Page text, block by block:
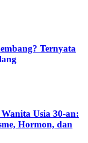
Ternyata
Usia 30-an:
Hormon, dan